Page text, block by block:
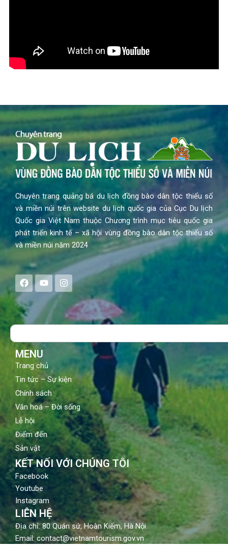
Chuyên trang quảng bá du lịch đồng bào dân tộc thiểu số
và miền núi trên website du lịch quốc gia của Cục Du lịch
Quốc gia Việt Nam thuộc Chương trình mục tiêu quốc gia
phát triển kinh tế – xã hội vùng đồng bào dân tộc thiểu số
và miền núi năm 2024
F
a
c
e
b
o
Y
o
u
t
u
b
I
n
s
a
g
Search
MENU
Trang chủ
Tin tức – Sự kiện
Chính sách
Văn hoá – Đời sống
Lễ hội
Điểm đến
Sản vật
KẾT NỐI VỚI CHÚNG TÔI
Facebook
Youtube
Instagram
LIÊN HỆ
Địa chỉ: 80 Quán sứ, Hoàn Kiếm, Hà Nội
Email: contact@vietnamtourism.gov.vn